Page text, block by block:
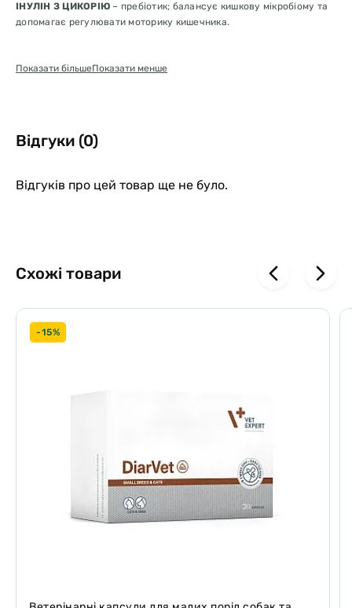
ІНУЛІН З ЦИКОРІЮ – пребіотик; балансує кишкову мікробіому та
допомагає регулювати моторику кишечника.
зв'язування води.
ВІТАМІН А – сприяє регенерації клітин кишкового епітелію.
клітин кишкового епітелію.
моностеарат, сушені плоди амли (Emblica
пектин.
Показати більшеПоказати менше
Відгуки (0)
Відгуків про цей товар ще не було.
Схожі товари
-15%